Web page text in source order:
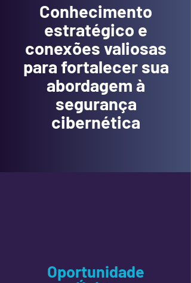
Conhecimento
estratégico e
conexões valiosas
para fortalecer sua
abordagem à
segurança
cibernética
Oportunidade